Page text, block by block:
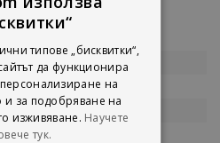
типове „бисквитки“,
да функционира
на
и за подобряване на
изживяване. Научете
тук.